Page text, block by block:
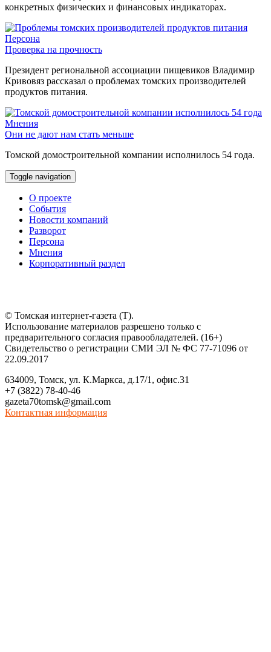
конкретных физических и финансовых индикаторах.
Персона
Проверка на прочность
Президент региональной ассоциации пищевиков Владимир
Кривовяз рассказал о проблемах томских производителей
продуктов питания.
Мнения
Они не дают нам стать меньше
Томской домостроительной компании исполнилось 54 года.
Toggle navigation
О проекте
События
Новости компаний
Разворот
Персона
Мнения
Корпоративный раздел
© Томская интернет-газета (Т).
Использование материалов разрешено только с
предварительного согласия правообладателей. (16+)
Свидетельство о регистрации СМИ ЭЛ № ФС 77-71096 от
22.09.2017
634009, Томск, ул. К.Маркса, д.17/1, офис.31
+7 (3822) 78-40-46
gazeta70tomsk@gmail.com
Контактная информация